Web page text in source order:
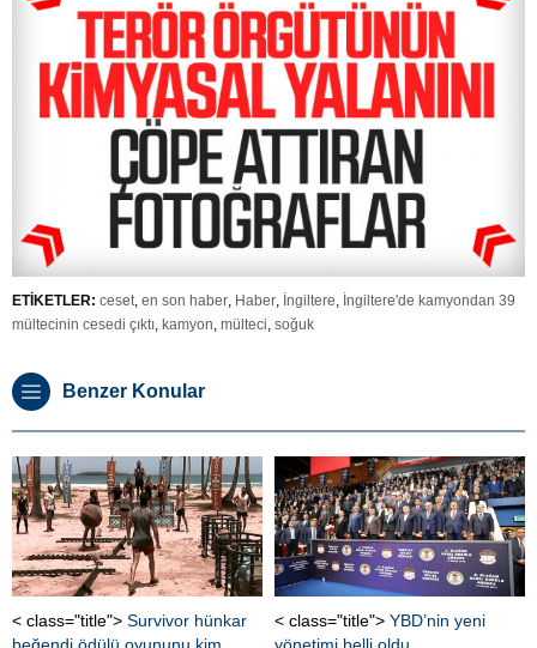
ETİKETLER: ceset en son haber Haber İngiltere İngiltere'de kamyondan 39
mültecinin cesedi çıktı kamyon mülteci soğuk
Benzer Konular
< class="title"> Survivor hünkar
< class="title"> YBD’nin yeni